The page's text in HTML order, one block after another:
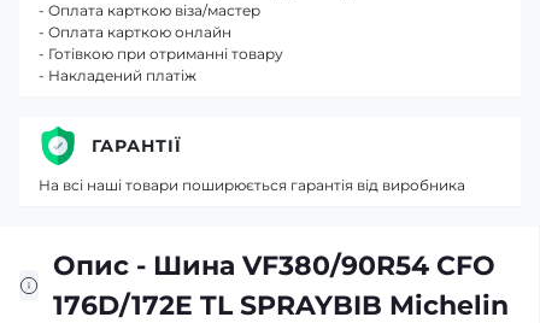
Опис - Шина VF380/90R54 CFO
176D/172E TL SPRAYBIB Michelin
- Оплата карткою віза/мастер
- Оплата карткою онлайн
- Готівкою при отриманні товару
- Накладений платіж
ГАРАНТІЇ
На всі наші товари поширюється гарантія від виробника